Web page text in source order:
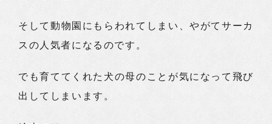
そして動物園にもらわれてしまい、やがてサーカ
スの人気者になるのです。
でも育ててくれた犬の母のことが気になって飛び
出してしまいます。